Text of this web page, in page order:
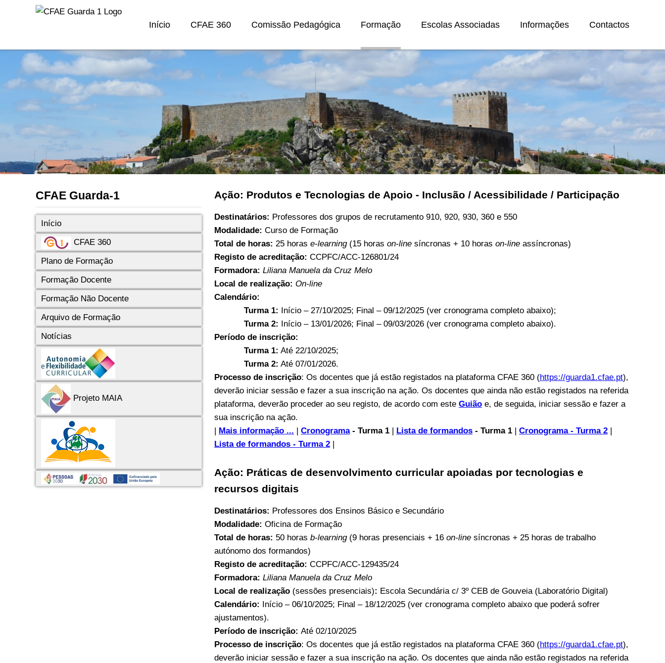
Início CFAE 360 Comissão Pedagógica Formação Escolas Associadas Informações Contactos
CFAE Guarda-1
Início
CFAE 360
Plano de Formação
Formação Docente
Formação Não Docente
Arquivo de Formação
Notícias
Projeto MAIA
Ação: Produtos e Tecnologias de Apoio - Inclusão / Acessibilidade / Participação
Destinatários: Professores dos grupos de recrutamento 910, 920, 930, 360 e 550
Modalidade: Curso de Formação
Total de horas: 25 horas e-learning(15 horas on-line síncronas + 10 horas on-line assíncronas)
Registo de acreditação: CCPFC/ACC-126801/24
Formadora: Liliana Manuela da Cruz Melo
Local de realização: On-line
Calendário:
Turma 1: Início – 27/10/2025; Final – 09/12/2025 (ver cronograma completo abaixo);
Turma 2: Início – 13/01/2026; Final – 09/03/2026 (ver cronograma completo abaixo).
Período de inscrição:
Turma 1: Até 22/10/2025;
Turma 2: Até 07/01/2026.
Processo de inscrição: Os docentes que já estão registados na plataforma CFAE 360 (https://guarda1.cfae.pt),
deverão iniciar sessão e fazer a sua inscrição na ação. Os docentes que ainda não estão registados na referida
plataforma, deverão proceder ao seu registo, de acordo com este Guião e, de seguida, iniciar sessão e fazer a
sua inscrição na ação.
| Mais informação ... | Cronograma- Turma 1 | Lista de formandos - Turma 1 | Cronograma - Turma 2 |
Lista de formandos - Turma 2 |
Ação: Práticas de desenvolvimento curricular apoiadas por tecnologias e
recursos digitais
Destinatários: Professores dos Ensinos Básico e Secundário
Modalidade: Oficina de Formação
Total de horas: 50 horas b-learning(9 horas presenciais + 16 on-line síncronas + 25 horas de trabalho
autónomo dos formandos)
Registo de acreditação: CCPFC/ACC-129435/24
Formadora: Liliana Manuela da Cruz Melo
Local de realização (sessões presenciais): Escola Secundária c/ 3º CEB de Gouveia (Laboratório Digital)
Calendário: Início – 06/10/2025; Final – 18/12/2025 (ver cronograma completo abaixo que poderá sofrer
ajustamentos).
Período de inscrição: Até 02/10/2025
Processo de inscrição: Os docentes que já estão registados na plataforma CFAE 360 (https://guarda1.cfae.pt),
deverão iniciar sessão e fazer a sua inscrição na ação. Os docentes que ainda não estão registados na referida